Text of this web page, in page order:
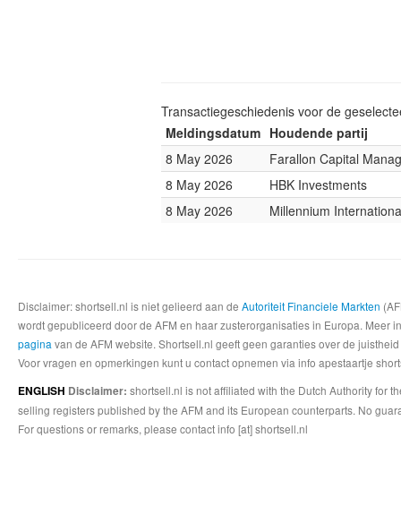
Transactiegeschiedenis voor de
Meldingsdatum Houdende partij
8 May 2026
Farallon Capital
8 May 2026
HBK Investments
8 May 2026
Millennium
Disclaimer: shortsell.nl is niet gelieerd aan de Autoriteit Financiele Markten
wordt gepubliceerd door de AFM en haar zusterorganisaties in Europa.
pagina van de AFM website. Shortsell.nl geeft geen garanties over de
Voor vragen en opmerkingen kunt u contact opnemen via info apestaartje
ENGLISH Disclaimer: shortsell.nl is not affiliated with the Dutch Authority for
selling registers published by the AFM and its European counterparts. No
For questions or remarks, please contact info [at] shortsell.nl